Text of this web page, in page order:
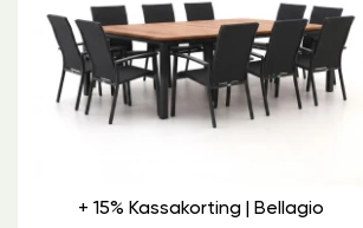
+ 15% Kassakorting | Bellagio